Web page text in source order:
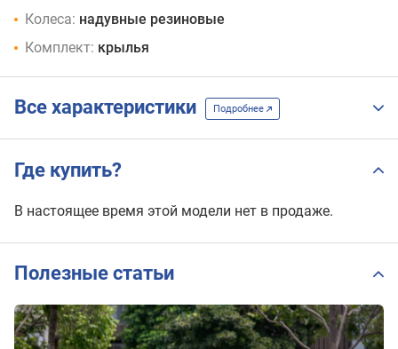
Колеса: надувные резиновые
Комплект: крылья
Все характеристики Подробнее
Где купить?
В настоящее время этой модели нет в продаже.
Полезные статьи